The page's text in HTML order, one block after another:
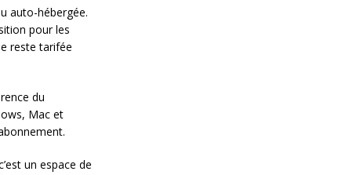
auto-hébergée.
pour les
reste tarifée
du
Mac et
un espace de